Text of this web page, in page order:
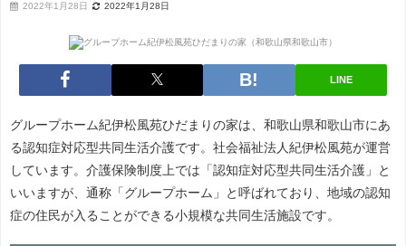
2022年1月28日 2022年1月28日
LINE
グループホーム紀伊松風苑ひだまりの家は、和歌山県和歌山市にあ
る認知症対応型共同生活介護です。社会福祉法人紀伊松風苑が運営
しています。介護保険制度上では「認知症対応型共同生活介護」と
いいますが、通称「グループホーム」と呼ばれており、地域の認知
症の住民が入ることができる小規模な共同生活施設です。